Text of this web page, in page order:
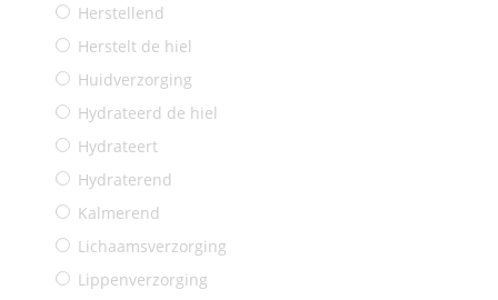
Herstellend
Herstelt de hiel
Huidverzorging
Hydrateerd de hiel
Hydrateert
Hydraterend
Kalmerend
Lichaamsverzorging
Lippenverzorging